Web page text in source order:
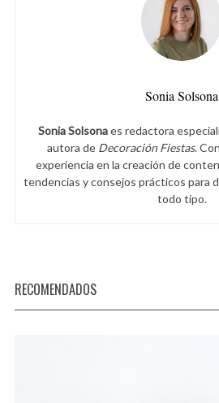
Sonia Solsona
Sonia Solsonaes redactora
autora de Decoración Fiestas.
experiencia en la creación de
tendencias y consejos prácticos para
todo tipo.
RECOMENDADOS